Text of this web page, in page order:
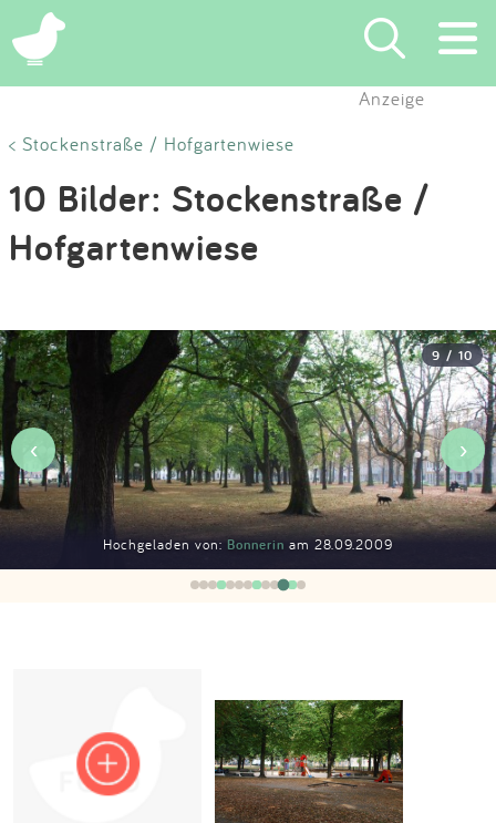
×
Suchen
Eintragen
App
Blog
Partner
Kontakt
Impressum
Anmelden
Anzeige
< Stockenstraße / Hofgartenwiese
10 Bilder: Stockenstraße /
Hofgartenwiese
Hochgeladen von: Bonnerin am 28.09.2009
9 / 10
‹ ›